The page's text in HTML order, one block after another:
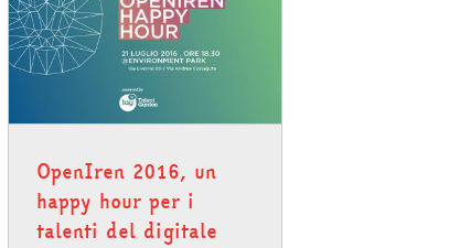
OpenIren 2016, un
happy hour per i
talenti del digitale